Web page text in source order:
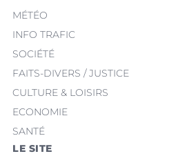
MÉTÉO
INFO TRAFIC
SOCIÉTÉ
FAITS-DIVERS / JUSTICE
CULTURE & LOISIRS
ECONOMIE
SANTÉ
LE SITE